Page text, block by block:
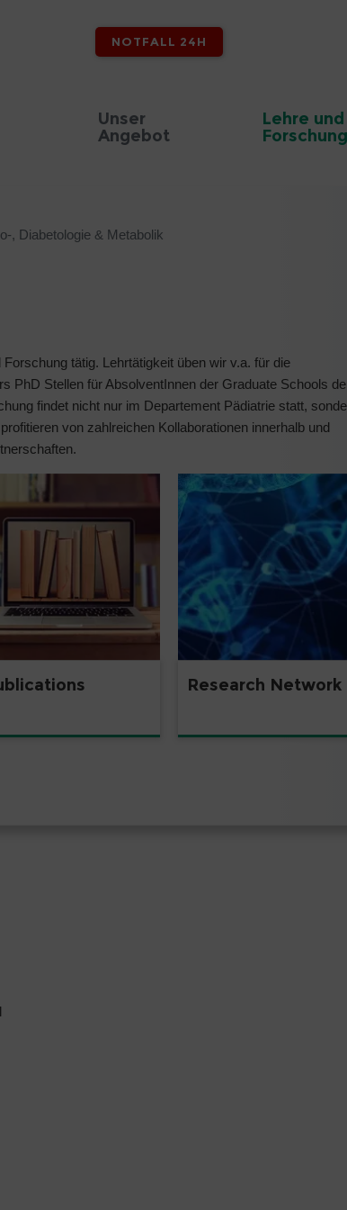
NOTFALL 24H
Unser
Angebot
Lehre und
Forschung
, Diabetologie & Metabolik
tätig. Lehrtätigkeit üben wir v.a. für die
PhD Stellen für AbsolventInnen der Graduate Schools
findet nicht nur im Departement Pädiatrie statt,
von zahlreichen Kollaborationen innerhalb und
Research Network